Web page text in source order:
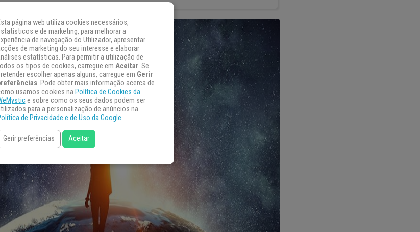
página web utiliza cookies necessários,
e de marketing, para melhorar a
de navegação do Utilizador, apresentar
de marketing do seu interesse e elaborar
estatísticas. Para permitir a utilização de
os tipos de cookies, carregue em Aceitar. Se
escolher apenas alguns, carregue em Gerir
. Pode obter mais informação acerca de
usamos cookies na Política de Cookies da
e sobre como os seus dados podem ser
para a personalização de anúncios na
de Privacidade e de Uso da Google.
Gerir preferências Aceitar